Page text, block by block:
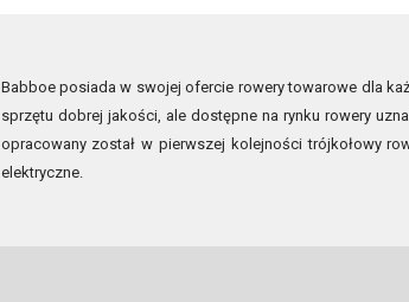
Babboe posiada w swojej ofercie rowery towarowe dla
sprzętu dobrej jakości, ale dostępne na rynku rowery
opracowany został w pierwszej kolejności trójkołowy
elektryczne.